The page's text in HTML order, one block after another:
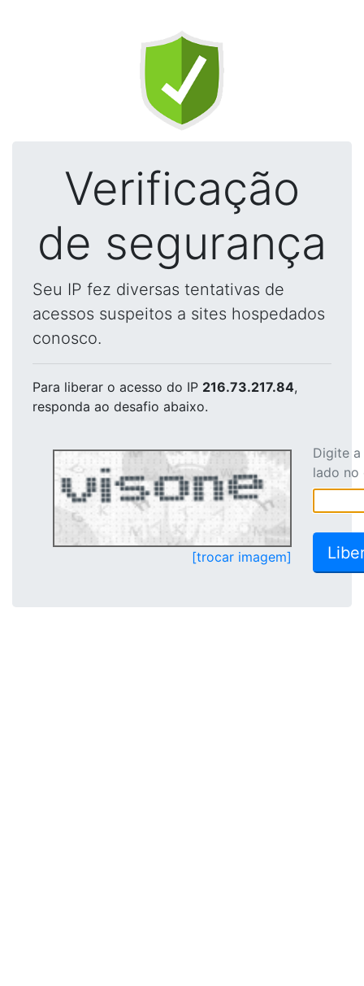
Verificação
de segurança
Seu IP fez diversas tentativas de
acessos suspeitos a sites hospedados
conosco.
Para liberar o acesso do IP 216.73.217.84,
responda ao desafio abaixo.
[trocar imagem]
Digite
lado no